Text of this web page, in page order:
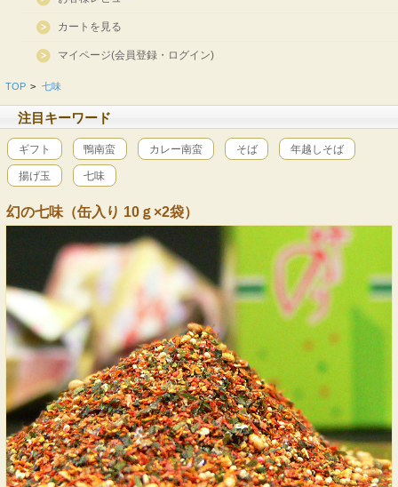
カートを見る
マイページ(会員登録・ログイン)
TOP > 七味
注目キーワード
ギフト 鴨南蛮 カレー南蛮 そば 年越しそば
揚げ玉 七味
幻の七味（缶入り 10ｇ×2袋）